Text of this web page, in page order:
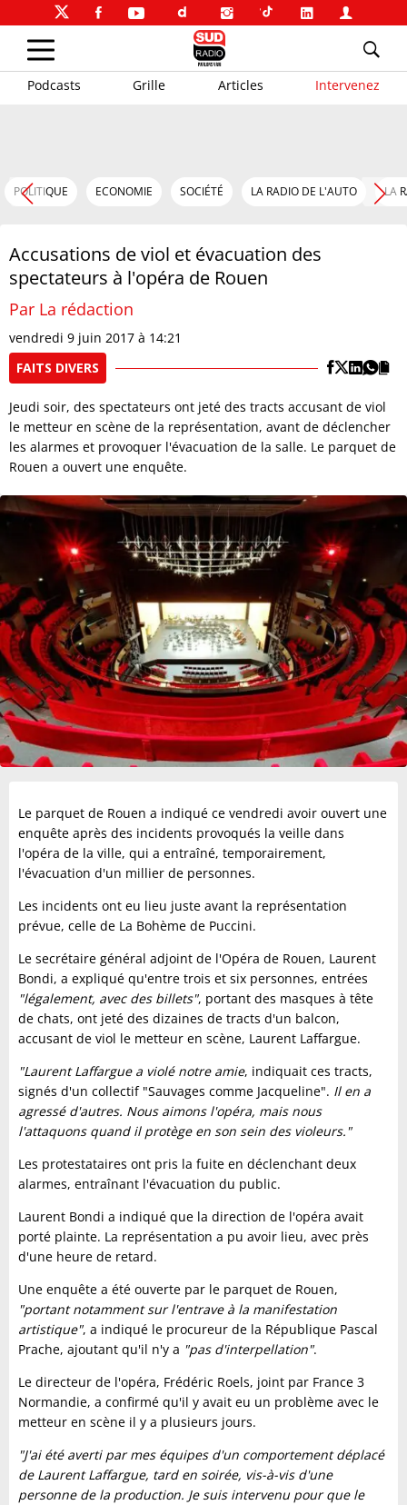
Podcasts Grille Articles Intervenez
POLITIQUE ECONOMIE SOCIÉTÉ LA RADIO DE L'AUTO LA
Accusations de viol et évacuation des
spectateurs à l'opéra de Rouen
Par La rédaction
vendredi 9 juin 2017 à 14:21
FAITS DIVERS
Jeudi soir, des spectateurs ont jeté des tracts accusant de viol
le metteur en scène de la représentation, avant de déclencher
les alarmes et provoquer l'évacuation de la salle. Le parquet de
Rouen a ouvert une enquête.
Le parquet de Rouen a indiqué ce vendredi avoir ouvert une
enquête après des incidents provoqués la veille dans
l'opéra de la ville, qui a entraîné, temporairement,
l'évacuation d'un millier de personnes.
Les incidents ont eu lieu juste avant la représentation
prévue, celle de La Bohème de Puccini.
Le secrétaire général adjoint de l'Opéra de Rouen, Laurent
Bondi, a expliqué qu'entre trois et six personnes, entrées
"légalement, avec des billets", portant des masques à tête
de chats, ont jeté des dizaines de tracts d'un balcon,
accusant de viol le metteur en scène, Laurent Laffargue.
"Laurent Laffargue a violé notre amie, indiquait ces tracts,
signés d'un collectif "Sauvages comme Jacqueline". Il en a
agressé d'autres. Nous aimons l'opéra, mais nous
l'attaquons quand il protège en son sein des violeurs."
Les protestataires ont pris la fuite en déclenchant deux
alarmes, entraînant l'évacuation du public.
Laurent Bondi a indiqué que la direction de l'opéra avait
porté plainte. La représentation a pu avoir lieu, avec près
d'une heure de retard.
Une enquête a été ouverte par le parquet de Rouen,
"portant notamment sur l'entrave à la manifestation
artistique", a indiqué le procureur de la République Pascal
Prache, ajoutant qu'il n'y a "pas d'interpellation".
Le directeur de l'opéra, Frédéric Roels, joint par France 3
Normandie, a confirmé qu'il y avait eu un problème avec le
metteur en scène il y a plusieurs jours.
"J'ai été averti par mes équipes d'un comportement déplacé
de Laurent Laffargue, tard en soirée, vis-à-vis d'une
personne de la production. Je suis intervenu pour que le